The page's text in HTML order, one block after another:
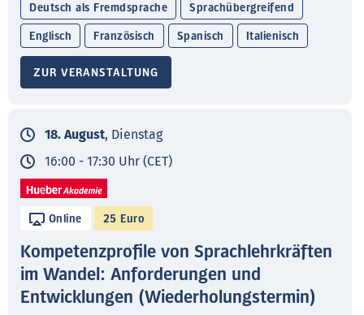
Deutsch als Fremdsprache Sprachübergreifend
Englisch Französisch Spanisch Italienisch
ZUR VERANSTALTUNG
18. August, Dienstag
16:00 - 17:30 Uhr (CET)
Online 25 Euro
Kompetenzprofile von Sprachlehrkräften
im Wandel: Anforderungen und
Entwicklungen (Wiederholungstermin)